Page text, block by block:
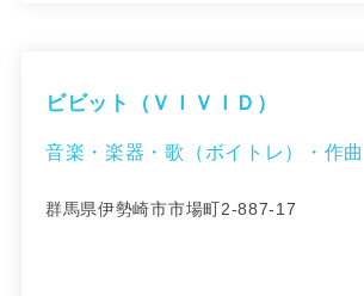
ビビット（ＶＩＶＩＤ）
音楽・楽器・歌（ボイトレ）・作曲
群馬県伊勢崎市市場町2-887-17